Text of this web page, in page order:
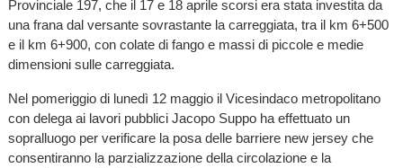
Provinciale 197, che il 17 e 18 aprile scorsi era stata investita da
una frana dal versante sovrastante la carreggiata, tra il km 6+500
e il km 6+900, con colate di fango e massi di piccole e medie
dimensioni sulle carreggiata.
Nel pomeriggio di lunedì 12 maggio il Vicesindaco metropolitano
con delega ai lavori pubblici Jacopo Suppo ha effettuato un
sopralluogo per verificare la posa delle barriere new jersey che
consentiranno la parzializzazione della circolazione e la